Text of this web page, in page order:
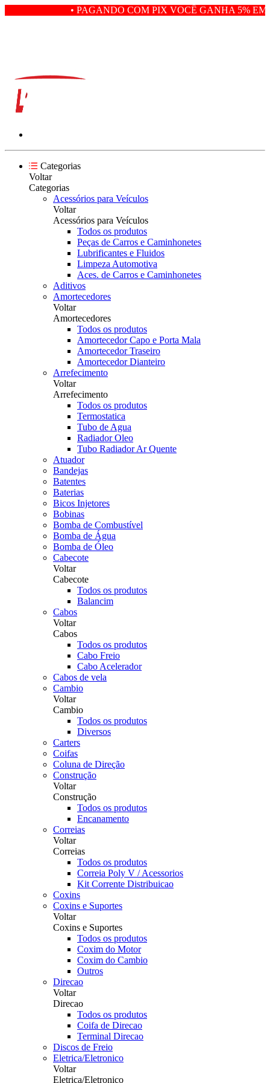
• PAGANDO COM PIX VOCÊ GANHA 5% EM
Categorias
Voltar
Categorias
Acessórios para Veículos
Voltar
Acessórios para Veículos
Todos os produtos
Peças de Carros e Caminhonetes
Lubrificantes e Fluidos
Limpeza Automotiva
Aces. de Carros e Caminhonetes
Aditivos
Amortecedores
Voltar
Amortecedores
Todos os produtos
Amortecedor Capo e Porta Mala
Amortecedor Traseiro
Amortecedor Dianteiro
Arrefecimento
Voltar
Arrefecimento
Todos os produtos
Termostatica
Tubo de Agua
Radiador Oleo
Tubo Radiador Ar Quente
Atuador
Bandejas
Batentes
Baterias
Bicos Injetores
Bobinas
Bomba de Combustível
Bomba de Água
Bomba de Óleo
Cabecote
Voltar
Cabecote
Todos os produtos
Balancim
Cabos
Voltar
Cabos
Todos os produtos
Cabo Freio
Cabo Acelerador
Cabos de vela
Cambio
Voltar
Cambio
Todos os produtos
Diversos
Carters
Coifas
Coluna de Direção
Construção
Voltar
Construção
Todos os produtos
Encanamento
Correias
Voltar
Correias
Todos os produtos
Correia Poly V / Acessorios
Kit Corrente Distribuicao
Coxins
Coxins e Suportes
Voltar
Coxins e Suportes
Todos os produtos
Coxim do Motor
Coxim do Cambio
Outros
Direcao
Voltar
Direcao
Todos os produtos
Coifa de Direcao
Terminal Direcao
Discos de Freio
Eletrica/Eletronico
Voltar
Eletrica/Eletronico